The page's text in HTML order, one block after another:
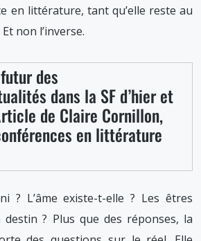
en littérature, tant qu’elle reste au
non l’inverse.
des
dans la SF d’hier et
de Claire Cornillon,
en littérature
? L’âme existe-t-elle ? Les êtres
? Plus que des réponses, la